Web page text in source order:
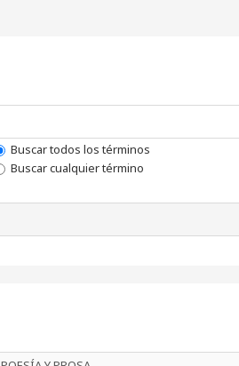
Buscar todos los términos
Buscar cualquier término